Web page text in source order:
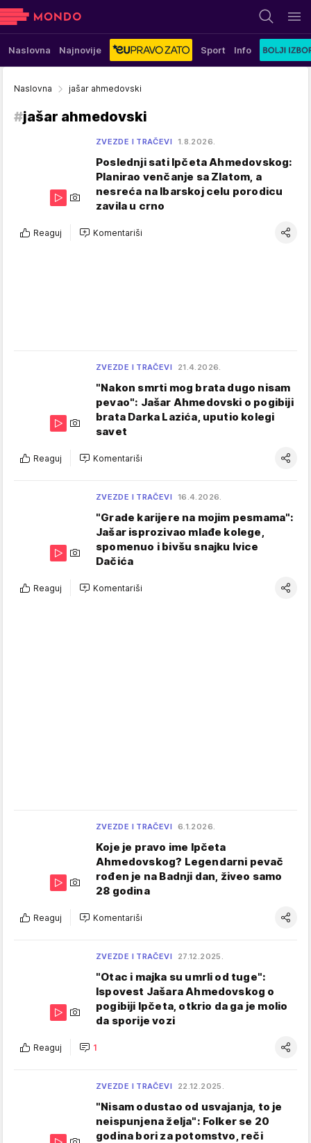
Naslovna Najnovije Sport Info
Naslovna jašar ahmedovski
#jašar ahmedovski
ZVEZDE I TRAČEVI 1.8.2026.
Poslednji sati Ipčeta Ahmedovskog:
Planirao venčanje sa Zlatom, a
nesreća na Ibarskoj celu porodicu
zavila u crno
Reaguj Komentariši
ZVEZDE I TRAČEVI 21.4.2026.
"Nakon smrti mog brata dugo nisam
pevao": Jašar Ahmedovski o pogibiji
brata Darka Lazića, uputio kolegi
savet
Reaguj Komentariši
ZVEZDE I TRAČEVI 16.4.2026.
"Grade karijere na mojim pesmama":
Jašar isprozivao mlađe kolege,
spomenuo i bivšu snajku Ivice
Dačića
Reaguj Komentariši
ZVEZDE I TRAČEVI 6.1.2026.
Koje je pravo ime Ipčeta
Ahmedovskog? Legendarni pevač
rođen je na Badnji dan, živeo samo
28 godina
Reaguj Komentariši
ZVEZDE I TRAČEVI 27.12.2025.
"Otac i majka su umrli od tuge":
Ispovest Jašara Ahmedovskog o
pogibiji Ipčeta, otkrio da ga je molio
da sporije vozi
Reaguj 1
ZVEZDE I TRAČEVI 22.12.2025.
"Nisam odustao od usvajanja, to je
neispunjena želja": Folker se 20
godina bori za potomstvo, reči